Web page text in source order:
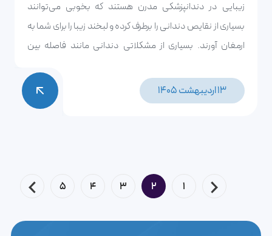
زیبایی در دندانپزشکی مدرن هستند که بخوبی می‌توانند
بسیاری از نقایص دندانی را برطرف کرده و لبخند زیبا را برای شما به
ارمغان آورند. بسیاری از مشکلاتی دندانی مانند فاصله بین
دندان را با این دو روش می‌توان برطرف کرد. اما سوال اصلی
اینجاست، کدام روش برای شما مناسب‌تر است و تفاوت لمینت و
13 اردیبهشت 1405
1
2
3
4
5